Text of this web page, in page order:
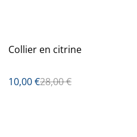
%
Collier en citrine
10,00 €28,00 €